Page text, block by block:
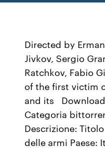
Directed by
Jivkov, Sergio
Ratchkov, Fabio
of the first victim
and its
Categoria
Descrizione:
delle armi Paese: